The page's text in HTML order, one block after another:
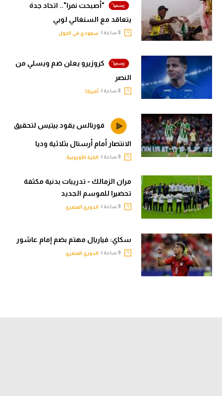
"أصبحت نمرا".. اتحاد جدة
يتعاقد مع السنغالي لوبي
سعودي في الجول
كروزيرو يعلن ضم ويسلي من
النصر
أمريكا
فورنالس يقود بيتيس لتحقيق
الانتصار أمام أرسنال بثلاثية وديا
الكرة الأوروبية
مران الزمالك - تدريبات بدنية مكثفة
تحضيرا للموسم الجديد
الدوري المصري
سكاي: فياريال مهتم بضم إمام عاشور
الدوري المصري